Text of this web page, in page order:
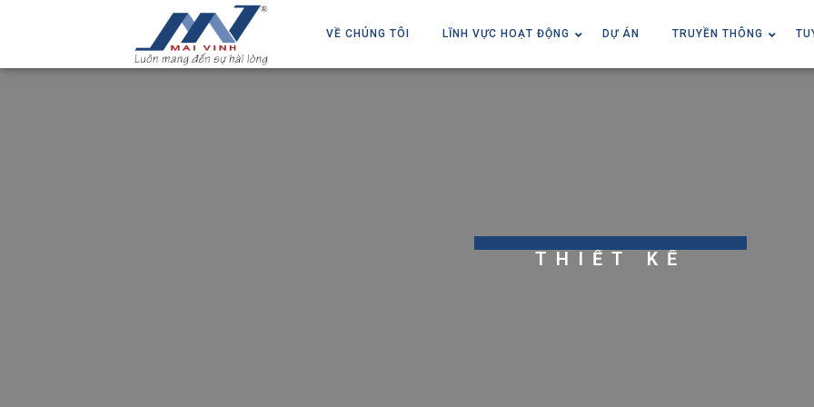
VỀ CHÚNG TÔI LĨNH VỰC HOẠT ĐỘNG DỰ ÁN TRUYỀN THÔNG
THIẾT KẾ